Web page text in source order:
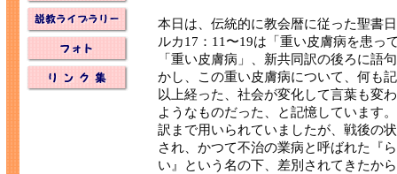
本日は、伝統的に教会暦に従った聖書
ルカ17：11〜19は「重い皮膚病を患っ
「重い皮膚病」、新共同訳の後ろに語
かし、この重い皮膚病について、何も
以上経った、社会が変化して言葉も変
ようなものだった、と記憶しています
訳まで用いられていましたが、戦後の
され、かつて不治の業病と呼ばれた『
い』という名の下、差別されてきたか